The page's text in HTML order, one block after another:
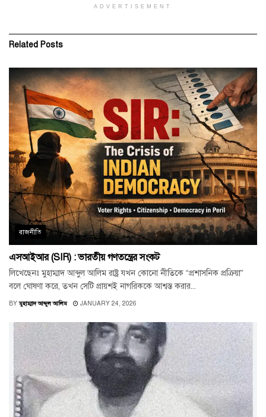
ADVERTISEMENT
Related Posts
রাজনীতি
এসআইআর (SIR) : ভারতীয় গণতন্ত্রের সংকট
লিখেছেনঃ মুহাম্মাদ আব্দুল আলিম রাষ্ট্র যখন কোনো নীতিকে “প্রশাসনিক প্রক্রিয়া”
বলে ঘোষণা করে, তখন সেটি প্রায়শই নাগরিককে আশ্বস্ত করার...
BY মুহাম্মাদ আব্দুল আলিম JANUARY 24, 2026